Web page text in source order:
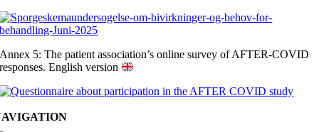
Annex 5: The patient association’s online survey of AFTER-COVID
responses. English version